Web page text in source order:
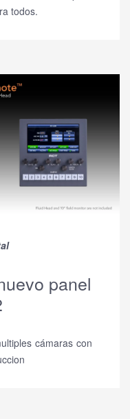
todos.​
panel
cámaras con